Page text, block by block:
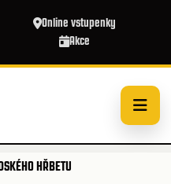
Online vstupenky
Akce
HŘBETU